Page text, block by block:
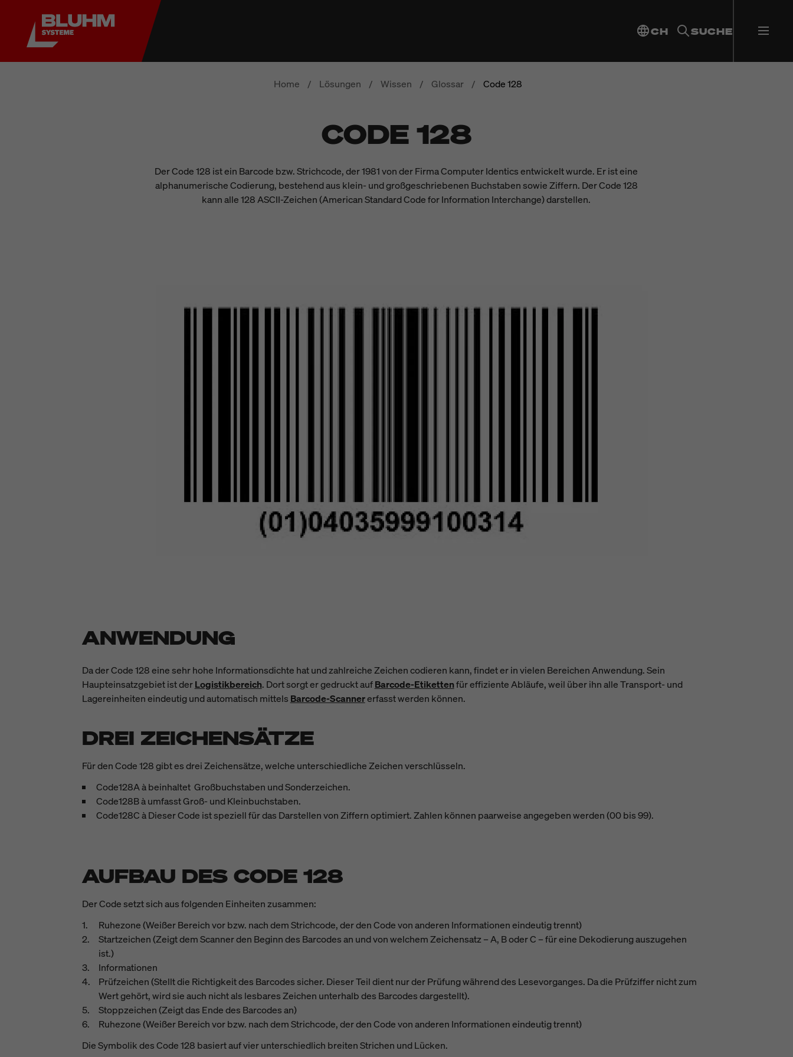
CH SUCHE
Home / Lösungen / Wissen / Glossar / Code 128
CODE 128
Der Code 128 ist ein Barcode bzw. Strichcode, der 1981 von der Firma Computer Identics entwickelt wurde. Er ist eine
alphanumerische Codierung, bestehend aus klein- und großgeschriebenen Buchstaben sowie Ziffern. Der Code 128
kann alle 128 ASCII-Zeichen (American Standard Code for Information Interchange) darstellen.
ANWENDUNG
Da der Code 128 eine sehr hohe Informationsdichte hat und zahlreiche Zeichen codieren kann, findet er in vielen Bereichen Anwendung. Sein
Haupteinsatzgebiet ist derLogistikbereich. Dort sorgt er gedruckt aufBarcode-Etikettenfür effiziente Abläufe, weil über ihn alle Transport- und
Lagereinheiten eindeutig und automatisch mittels Barcode-Scannererfasst werden können.
DREI ZEICHENSÄTZE
Für den Code 128 gibt es drei Zeichensätze, welche unterschiedliche Zeichen verschlüsseln.
Code128A à beinhaltet Großbuchstaben und Sonderzeichen.
Code128B à umfasst Groß- und Kleinbuchstaben.
Code128C à Dieser Code ist speziell für das Darstellen von Ziffern optimiert. Zahlen können paarweise angegeben werden (00 bis 99).
AUFBAU DES CODE 128
Der Code setzt sich aus folgenden Einheiten zusammen:
Ruhezone (Weißer Bereich vor bzw. nach dem Strichcode, der den Code von anderen Informationen eindeutig trennt)
Startzeichen (Zeigt dem Scanner den Beginn des Barcodes an und von welchem Zeichensatz – A, B oder C – für eine Dekodierung auszugehen
ist.)
Informationen
Prüfzeichen (Stellt die Richtigkeit des Barcodes sicher. Dieser Teil dient nur der Prüfung während des Lesevorganges. Da die Prüfziffer nicht zum
Wert gehört, wird sie auch nicht als lesbares Zeichen unterhalb des Barcodes dargestellt).
Stoppzeichen (Zeigt das Ende des Barcodes an)
Ruhezone (Weißer Bereich vor bzw. nach dem Strichcode, der den Code von anderen Informationen eindeutig trennt)
Die Symbolik des Code 128 basiert auf vier unterschiedlich breiten Strichen und Lücken.